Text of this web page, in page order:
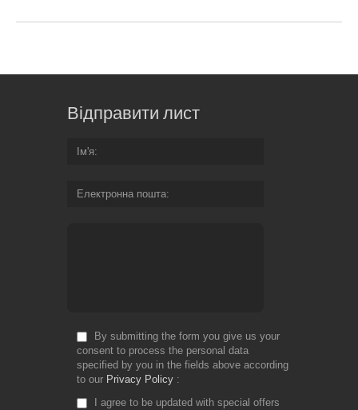
Відправити лист
Ім'я
Електронна пошта
By submitting the form you give us your
consent to process the personal data
specified by you in the fields above according
to our Privacy Policy
I agree to be updated with special offers